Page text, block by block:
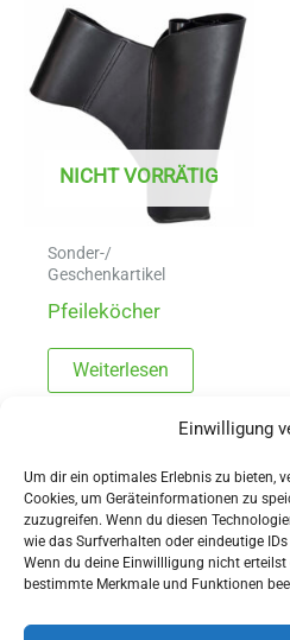
Einwilligung
Um dir ein optimales Erlebnis zu bieten,
Cookies, um Geräteinformationen zu
zuzugreifen. Wenn du diesen
wie das Surfverhalten oder eindeutige
Wenn du deine Einwillligung nicht
bestimmte Merkmale und Funktionen
NICHT VORRÄTIG
Sonder-/
Geschenkartikel
Pfeileköcher
Weiterlesen